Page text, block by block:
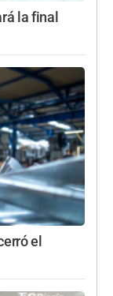
la final
el